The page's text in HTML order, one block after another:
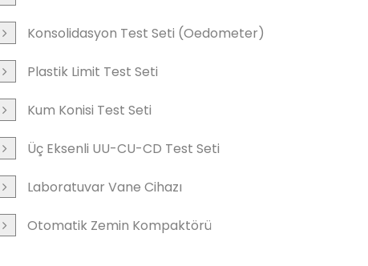
Konsolidasyon Test Seti (Oedometer)
Plastik Limit Test Seti
Kum Konisi Test Seti
Üç Eksenli UU-CU-CD Test Seti
Laboratuvar Vane Cihazı
Otomatik Zemin Kompaktörü